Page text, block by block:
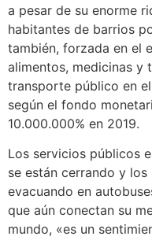
a pesar de su enorme
habitantes de barrios
también, forzada en el
alimentos, medicinas y
transporte público en
según el fondo
10.000.000% en 2019.
Los servicios públicos
se están cerrando y
evacuando en
que aún conectan su
mundo, «es un